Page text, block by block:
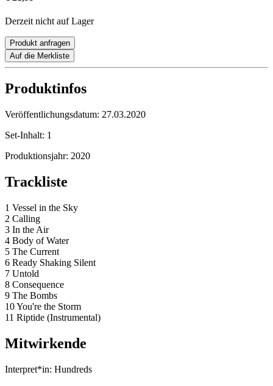
Derzeit nicht auf Lager
Produkt anfragen
Auf die Merkliste
Produktinfos
Veröffentlichungsdatum: 27.03.2020
Set-Inhalt: 1
Produktionsjahr: 2020
Trackliste
1 Vessel in the Sky
2 Calling
3 In the Air
4 Body of Water
5 The Current
6 Ready Shaking Silent
7 Untold
8 Consequence
9 The Bombs
10 You're the Storm
11 Riptide (Instrumental)
Mitwirkende
Interpret*in: Hundreds